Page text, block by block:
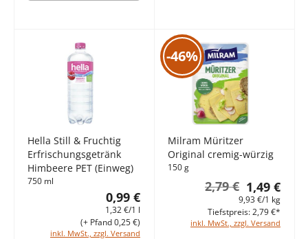
Hella Still & Fruchtig
Erfrischungsgetränk
Himbeere PET (Einweg)
750 ml
0,99 €
1,32 €/1 l
inkl. MwSt., zzgl. Versand
(+ Pfand 0,25 €)
-46%
Milram Müritzer
Original cremig-würzig
150 g
1,49 €
2,79 €
9,93 €/1 kg
inkl. MwSt., zzgl. Versand
Tiefstpreis: 2,79 €*